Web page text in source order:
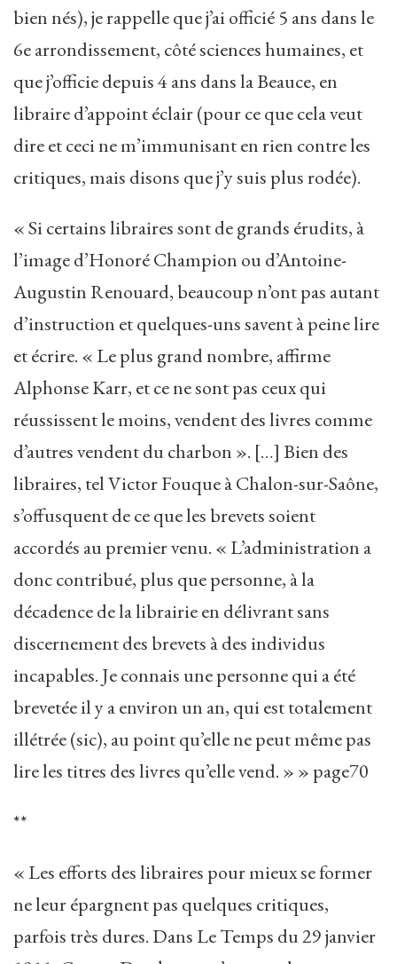
bien nés), je rappelle que j’ai officié 5 ans dans le
6e arrondissement, côté sciences humaines, et
que j’officie depuis 4 ans dans la Beauce, en
libraire d’appoint éclair (pour ce que cela veut
dire et ceci ne m’immunisant en rien contre les
critiques, mais disons que j’y suis plus rodée).
« Si certains libraires sont de grands érudits, à
l’image d’Honoré Champion ou d’Antoine-
Augustin Renouard, beaucoup n’ont pas autant
d’instruction et quelques-uns savent à peine lire
et écrire. « Le plus grand nombre, affirme
Alphonse Karr, et ce ne sont pas ceux qui
réussissent le moins, vendent des livres comme
d’autres vendent du charbon ». […] Bien des
libraires, tel Victor Fouque à Chalon-sur-Saône,
s’offusquent de ce que les brevets soient
accordés au premier venu. « L’administration a
donc contribué, plus que personne, à la
décadence de la librairie en délivrant sans
discernement des brevets à des individus
incapables. Je connais une personne qui a été
brevetée il y a environ un an, qui est totalement
illétrée (sic), au point qu’elle ne peut même pas
lire les titres des livres qu’elle vend. » » page70
**
« Les efforts des libraires pour mieux se former
ne leur épargnent pas quelques critiques,
parfois très dures. Dans Le Temps du 29 janvier